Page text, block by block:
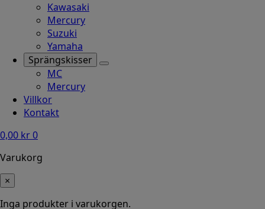
Kawasaki
Mercury
Suzuki
Yamaha
Sprängskisser
MC
Mercury
Villkor
Kontakt
0,00 kr0
Varukorg
×
Inga produkter i varukorgen.